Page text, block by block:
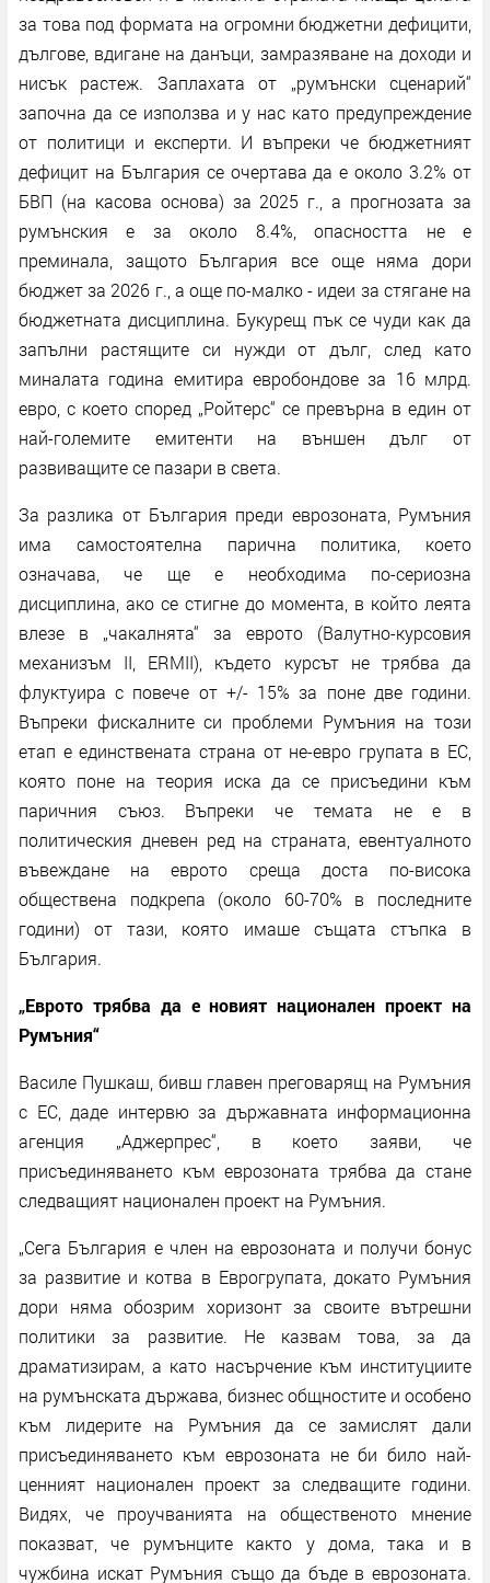
за това под формата на огромни бюджетни дефицити,
дългове, вдигане на данъци, замразяване на доходи и
нисък растеж. Заплахата от „румънски сценарий“
започна да се използва и у нас като предупреждение
от политици и експерти. И въпреки че бюджетният
дефицит на България се очертава да е около 3.2% от
БВП (на касова основа) за 2025 г., а прогнозата за
румънския е за около 8.4%, опасността не е
преминала, защото България все още няма дори
бюджет за 2026 г., а още по-малко - идеи за стягане на
бюджетната дисциплина. Букурещ пък се чуди как да
запълни растящите си нужди от дълг, след като
миналата година емитира евробондове за 16 млрд.
евро, с което според „Ройтерс“ се превърна в един от
най-големите емитенти на външен дълг от
развиващите се пазари в света.
За разлика от България преди еврозоната, Румъния
има самостоятелна парична политика, което
означава, че ще е необходима по-сериозна
дисциплина, ако се стигне до момента, в който леята
влезе в „чакалнята“ за еврото (Валутно-курсовия
механизъм II, ERMII), където курсът не трябва да
флуктуира с повече от +/- 15% за поне две години.
Въпреки фискалните си проблеми Румъния на този
етап е единствената страна от не-евро групата в ЕС,
която поне на теория иска да се присъедини към
паричния съюз. Въпреки че темата не е в
политическия дневен ред на страната, евентуалното
въвеждане на еврото среща доста по-висока
обществена подкрепа (около 60-70% в последните
години) от тази, която имаше същата стъпка в
България.
„Еврото трябва да е новият национален проект на
Румъния“
Василе Пушкаш, бивш главен преговарящ на Румъния
с ЕС, даде интервю за държавната информационна
агенция „Аджерпрес“, в което заяви, че
присъединяването към еврозоната трябва да стане
следващият национален проект на Румъния.
„Сега България е член на еврозоната и получи бонус
за развитие и котва в Еврогрупата, докато Румъния
дори няма обозрим хоризонт за своите вътрешни
политики за развитие. Не казвам това, за да
драматизирам, а като насърчение към институциите
на румънската държава, бизнес общностите и особено
към лидерите на Румъния да се замислят дали
присъединяването към еврозоната не би било най-
ценният национален проект за следващите години.
Видях, че проучванията на общественото мнение
показват, че румънците както у дома, така и в
чужбина искат Румъния също да бъде в еврозоната.